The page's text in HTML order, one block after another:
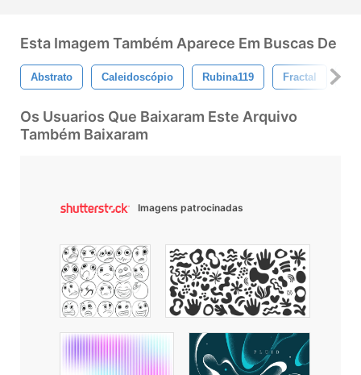
Esta Imagem Também Aparece Em Buscas De
Abstrato Caleidoscópio Rubina119 Fractal
Os Usuarios Que Baixaram Este Arquivo
Também Baixaram
Imagens patrocinadas